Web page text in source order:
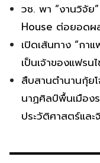
วช. พา “งานวิจัย
House ต่อยอดผ
เปิดเส้นทาง “กา
เป็นเจ้าของแฟรน
สืบสานตำนานกุ้ย
นาฏศิลป์พื้นเมือง
ประวัติศาสตร์แล